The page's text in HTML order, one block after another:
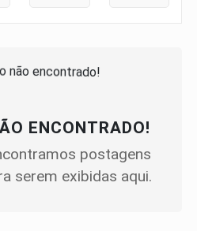
ENCONTRADO!
postagens
serem exibidas aqui.